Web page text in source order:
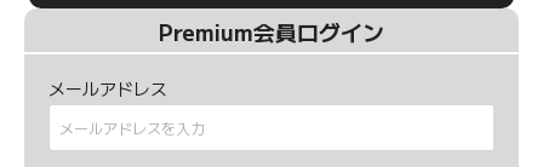
Premium会員ログイン
メールアドレス